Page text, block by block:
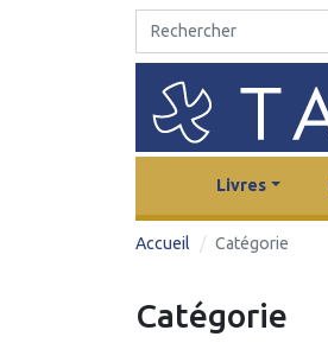
Livres
Accueil Catégorie
Catégorie